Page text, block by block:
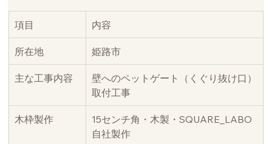
項目 内容
所在地 姫路市
主な工事内容
壁へのペットゲート（くぐり抜け口）
取付工事
木枠製作
15センチ角・木製・SQUARE_LABO
自社製作